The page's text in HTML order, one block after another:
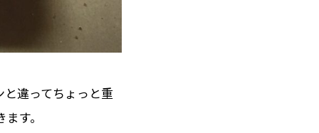
違ってちょっと重
す。